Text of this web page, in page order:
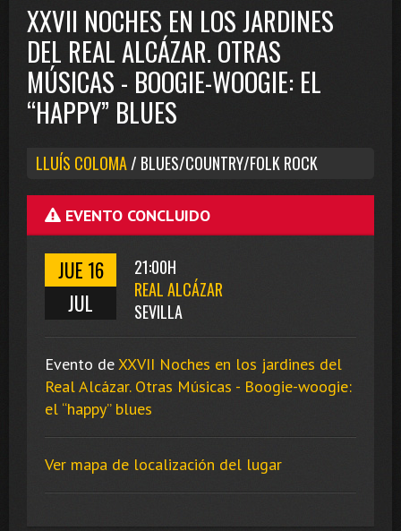
XXVII NOCHES EN LOS JARDINES
DEL REAL ALCÁZAR. OTRAS
MÚSICAS - BOOGIE-WOOGIE: EL
“HAPPY” BLUES
LLUÍS COLOMA/ BLUES/COUNTRY/FOLK ROCK
EVENTO CONCLUIDO
JUE 16
JUL
21:00H
REAL ALCÁZAR
SEVILLA
Evento deXXVII Noches en los jardines del
Real Alcázar. Otras Músicas - Boogie-woogie:
el “happy” blues
Ver mapa de localización del lugar